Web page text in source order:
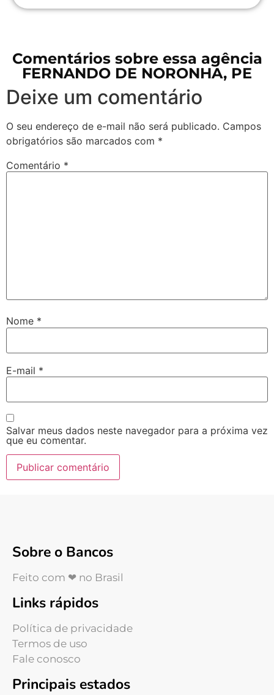
Comentários sobre essa agência
FERNANDO DE NORONHA, PE
Deixe um comentário
O seu endereço de e-mail não será publicado. Campos
obrigatórios são marcados com *
Comentário *
Nome *
E-mail *
Salvar meus dados neste navegador para a próxima vez
que eu comentar.
Sobre o Bancos
Feito com ❤ no Brasil
Links rápidos
Política de privacidade
Termos de uso
Fale conosco
Principais estados